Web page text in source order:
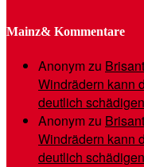
Mainz& Kommentare
Anonymzu
Windrädern kann
deutlich schädigen
Anonymzu
Windrädern kann
deutlich schädigen